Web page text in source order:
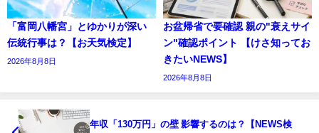
「富岡八幡宮」とゆかりが深い
伝統行事は？【お天気検定】
2026年8月8日
お盆帰省で要確認 親の"衰えサイ
ン"確認ポイント 【けさ知ってお
きたいNEWS】
2026年8月8日
年収「130万円」の壁 影響するのは？【NEWS検